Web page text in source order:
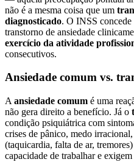
não é a mesma coisa que um
diagnosticado. O INSS
transtorno de ansiedade
exercício da atividade
consecutivos.
Ansiedade comum vs.
A ansiedade comum é uma
não gera direito a benefício. Já o
condição psiquiátrica com
crises de pânico, medo
(taquicardia, falta de ar,
capacidade de trabalhar e